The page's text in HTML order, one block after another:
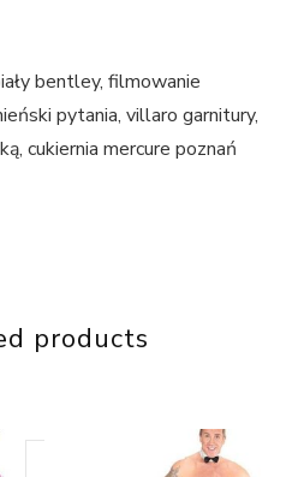
bentley, filmowanie
pytania, villaro garnitury,
cukiernia mercure poznań
products